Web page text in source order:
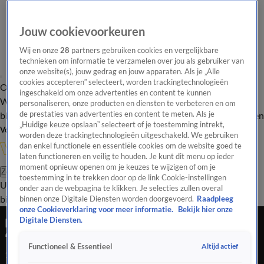
Overzicht Onze programma's Uitzendingen Onze gezichten
In de
WandelgangenInterviewsUitzending
bijwonenPodcastShopVeelgestelde vragenKijkersvraag insturen
Volg Vandaag Inside
Zoeken
UitzendingenVandaag InsideDe OranjezomerShopUitzending
bijwonen
René totaal verbijsterd door analyse van Wim:
‘Rot op man!’
19 mrt 2022, 00:06
Jouw cookievoorkeuren
Wij en onze28 partners gebruiken cookies en vergelijkbare
technieken om informatie te verzamelen over jou als gebruiker van
onze website(s), jouw gedrag en jouw apparaten. Als je „Alle
cookies accepteren” selecteert, worden trackingtechnologieën
ingeschakeld om onze advertenties en content te kunnen
personaliseren, onze producten en diensten te verbeteren en om
de prestaties van advertenties en content te meten. Als je
„Huidige keuze opslaan” selecteert of je toestemming intrekt,
worden deze trackingtechnologieën uitgeschakeld. We gebruiken
dan enkel functionele en essentiële cookies om de website goed te
laten functioneren en veilig te houden. Je kunt dit menu op ieder
moment opnieuw openen om je keuzes te wijzigen of om je
toestemming in te trekken door op de link Cookie-instellingen
onder aan de webpagina te klikken. Je selecties zullen overal
binnen onze Digitale Diensten worden doorgevoerd. Raadpleeg
onze Cookieverklaring voor meer informatie.
Bekijk hier onze
Digitale Diensten.
Functioneel & Essentieel Altijd actief